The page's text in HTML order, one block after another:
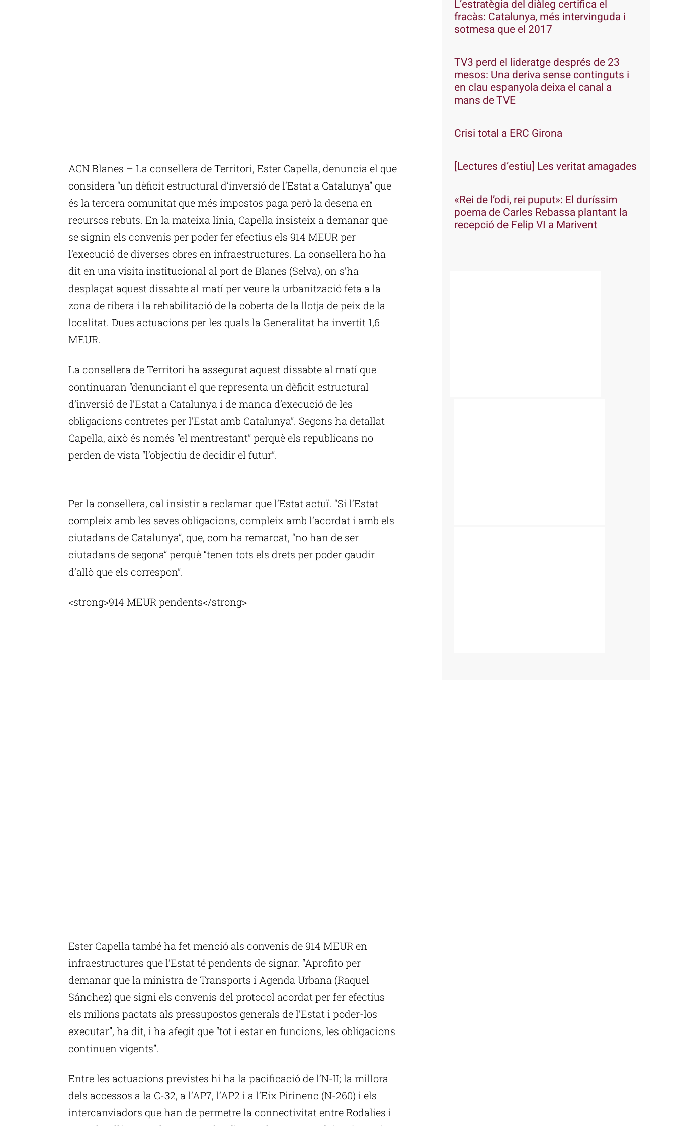
ACN Blanes – La consellera de Territori, Ester Capella, denuncia el que
considera “un dèficit estructural d’inversió de l’Estat a Catalunya” que
és la tercera comunitat que més impostos paga però la desena en
recursos rebuts. En la mateixa línia, Capella insisteix a demanar que
se signin els convenis per poder fer efectius els 914 MEUR per
l’execució de diverses obres en infraestructures. La consellera ho ha
dit en una visita institucional al port de Blanes (Selva), on s’ha
desplaçat aquest dissabte al matí per veure la urbanització feta a la
zona de ribera i la rehabilitació de la coberta de la llotja de peix de la
localitat. Dues actuacions per les quals la Generalitat ha invertit 1,6
MEUR.
La consellera de Territori ha assegurat aquest dissabte al matí que
continuaran “denunciant el que representa un dèficit estructural
d’inversió de l’Estat a Catalunya i de manca d’execució de les
obligacions contretes per l’Estat amb Catalunya”. Segons ha detallat
Capella, això és només “el mentrestant” perquè els republicans no
perden de vista “l’objectiu de decidir el futur”.
Per la consellera, cal insistir a reclamar que l’Estat actuï. “Si l’Estat
compleix amb les seves obligacions, compleix amb l’acordat i amb els
ciutadans de Catalunya”, que, com ha remarcat, “no han de ser
ciutadans de segona” perquè “tenen tots els drets per poder gaudir
d’allò que els correspon”.
<strong>914 MEUR pendents</strong>
Ester Capella també ha fet menció als convenis de 914 MEUR en
infraestructures que l’Estat té pendents de signar. “Aprofito per
demanar que la ministra de Transports i Agenda Urbana (Raquel
Sánchez) que signi els convenis del protocol acordat per fer efectius
els milions pactats als pressupostos generals de l’Estat i poder-los
executar”, ha dit, i ha afegit que “tot i estar en funcions, les obligacions
continuen vigents”.
Entre les actuacions previstes hi ha la pacificació de l’N-II; la millora
dels accessos a la C-32, a l’AP7, l’AP2 i a l’Eix Pirinenc (N-260) i els
intercanviadors que han de permetre la connectivitat entre Rodalies i
L’estratègia del diàleg certifica el
fracàs: Catalunya, més intervinguda i
sotmesa que el 2017
TV3 perd el lideratge després de 23
mesos: Una deriva sense continguts i
en clau espanyola deixa el canal a
mans de TVE
Crisi total a ERC Girona
[Lectures d’estiu] Les veritat amagades
«Rei de l’odi, rei puput»: El duríssim
poema de Carles Rebassa plantant la
recepció de Felip VI a Marivent